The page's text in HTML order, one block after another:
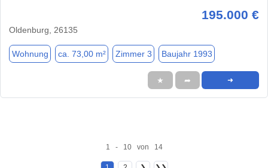
195.000 €
Oldenburg, 26135
Wohnung ca. 73,00 m² Zimmer 3 Baujahr 1993
★ ➦ ➜
1 - 10 von 14